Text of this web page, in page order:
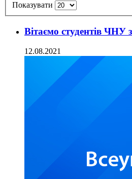
Показувати
Вітаємо студентів ЧНУ
12.08.2021